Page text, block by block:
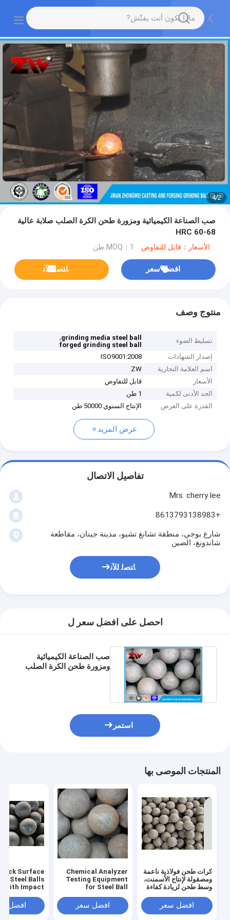
2
/
4
صب الصناعة الكيميائية ومزورة طحن الكرة الصلب صلابة عالية
HRC 60-68
الأسعار：قابل للتفاوض MOQ：1 طن
افضل سعر ﺎﺘﺼﻟ ﺍﻶﻧ
منتوج وصف
تسليط الضوء grinding media steel ball
,
forged grinding steel ball
إصدار الشهادات
ISO9001:2008
اسم العلامة التجارية
ZW
الأسعار
قابل للتفاوض
الحد الأدنى لكمية
1 طن
القدرة على العرض
الإنتاج السنوي 50000 طن
عرض المزيد
تفاصيل الاتصال
Mrs. cherry lee
+8613793138983
شارع بوجي، منطقة تشانغ تشيو، مدينة جينان، مقاطعة
شاندونغ، الصين
ﺎﺘﺼﻟ ﺍﻶﻧ
احصل على افضل سعر ل
صب الصناعة الكيميائية
ومزورة طحن الكرة الصلب
استمر
المنتجات الموصى بها
كرات طحن فولاذية ناعمة
ومصقولة لإنتاج الأسمنت،
وسط طحن لزيادة كفاءة
افضل سعر
Chemical Analyzer
Testing Equipment
for Steel Ball
Line Forging And
Rolling
افضل سعر
Surface
Steel Balls
with Impact
Breakage
1%
افضل